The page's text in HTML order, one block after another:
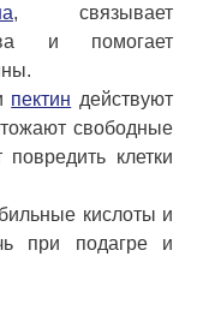
, связывает
и помогает
пектин действуют
свободные
клетки
кислоты и
при подагре и